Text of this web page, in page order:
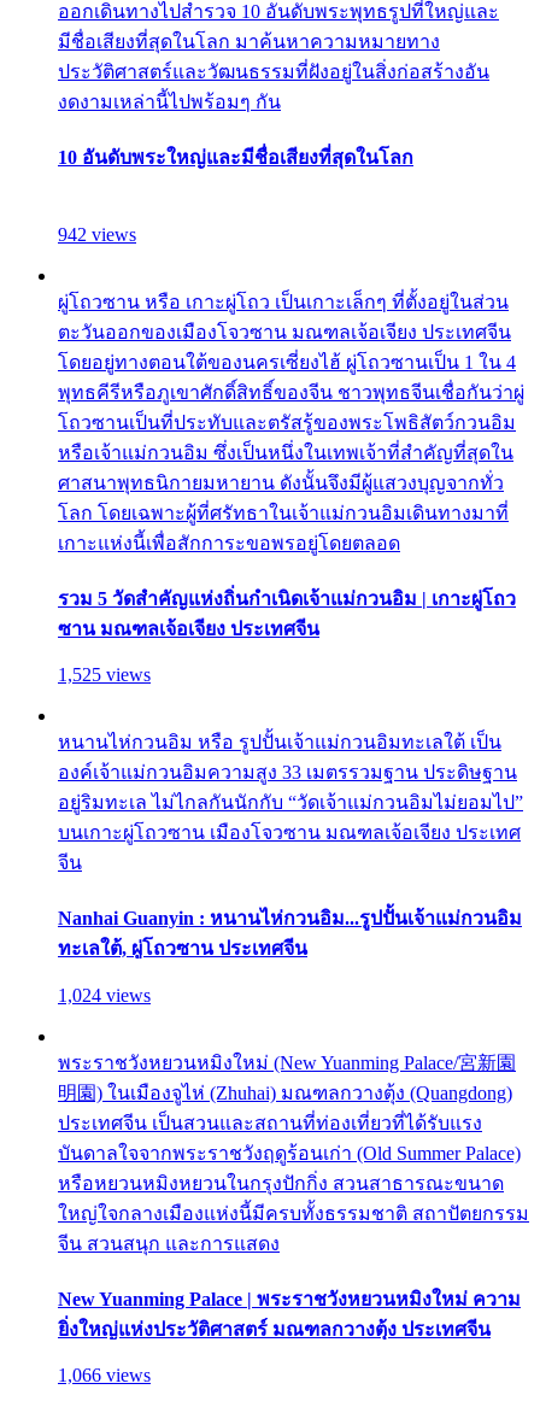
ออกเดินทางไปสำรวจ 10 อันดับพระพุทธรูปที่ใหญ่และ
มีชื่อเสียงที่สุดในโลก มาค้นหาความหมายทาง
ประวัติศาสตร์และวัฒนธรรมที่ฝังอยู่ในสิ่งก่อสร้างอัน
งดงามเหล่านี้ไปพร้อมๆ กัน
10 อันดับพระใหญ่และมีชื่อเสียงที่สุดในโลก
942 views
ผู่โถวซาน หรือ เกาะผู่โถว เป็นเกาะเล็กๆ ที่ตั้งอยู่ในส่วน
ตะวันออกของเมืองโจวซาน มณฑลเจ้อเจียง ประเทศจีน
โดยอยู่ทางตอนใต้ของนครเซี่ยงไฮ้ ผู่โถวซานเป็น 1 ใน 4
พุทธคีรีหรือภูเขาศักดิ์สิทธิ์ของจีน ชาวพุทธจีนเชื่อกันว่าผู่
โถวซานเป็นที่ประทับและตรัสรู้ของพระโพธิสัตว์กวนอิม
หรือเจ้าแม่กวนอิม ซึ่งเป็นหนึ่งในเทพเจ้าที่สำคัญที่สุดใน
ศาสนาพุทธนิกายมหายาน ดังนั้นจึงมีผู้แสวงบุญจากทั่ว
โลก โดยเฉพาะผู้ที่ศรัทธาในเจ้าแม่กวนอิมเดินทางมาที่
เกาะแห่งนี้เพื่อสักการะขอพรอยู่โดยตลอด
รวม 5 วัดสำคัญแห่งถิ่นกำเนิดเจ้าแม่กวนอิม | เกาะผู่โถว
ซาน มณฑลเจ้อเจียง ประเทศจีน
1,525 views
หนานไห่กวนอิม หรือ รูปปั้นเจ้าแม่กวนอิมทะเลใต้ เป็น
องค์เจ้าแม่กวนอิมความสูง 33 เมตรรวมฐาน ประดิษฐาน
อยู่ริมทะเล ไม่ไกลกันนักกับ “วัดเจ้าแม่กวนอิมไม่ยอมไป”
บนเกาะผู่โถวซาน เมืองโจวซาน มณฑลเจ้อเจียง ประเทศ
จีน
Nanhai Guanyin : หนานไห่กวนอิม...รูปปั้นเจ้าแม่กวนอิม
ทะเลใต้, ผู่โถวซาน ประเทศจีน
1,024 views
พระราชวังหยวนหมิงใหม่ (New Yuanming Palace/宮新園
明園) ในเมืองจูไห่ (Zhuhai) มณฑลกวางตุ้ง (Quangdong)
ประเทศจีน เป็นสวนและสถานที่ท่องเที่ยวที่ได้รับแรง
บันดาลใจจากพระราชวังฤดูร้อนเก่า (Old Summer Palace)
หรือหยวนหมิงหยวนในกรุงปักกิ่ง สวนสาธารณะขนาด
ใหญ่ใจกลางเมืองแห่งนี้มีครบทั้งธรรมชาติ สถาปัตยกรรม
จีน สวนสนุก และการแสดง
New Yuanming Palace | พระราชวังหยวนหมิงใหม่ ความ
ยิ่งใหญ่แห่งประวัติศาสตร์ มณฑลกวางตุ้ง ประเทศจีน
1,066 views